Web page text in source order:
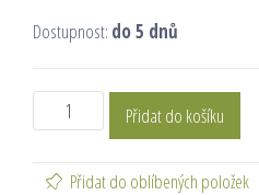
Dostupnost: do 5 dnů
Přidat do košíku
Přidat do oblíbených položek